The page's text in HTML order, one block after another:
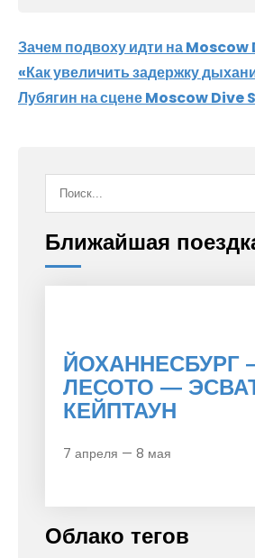
Навигация
по
записям
Зачем подвоху идти на Moscow
«Как увеличить задержку
Лубягин на сцене Moscow Dive
Ближайшая
ЙОХАННЕСБУРГ
ЛЕСОТО —
КЕЙПТАУН
7 апреля — 8 мая
Облако тегов